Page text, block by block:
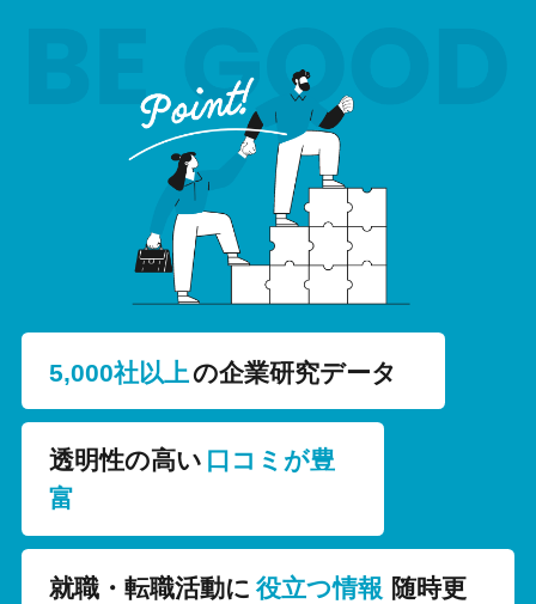
5,000社以上の企業研究データ
透明性の高い 口コミが豊
富
就職・転職活動に 役立つ情報 随時更